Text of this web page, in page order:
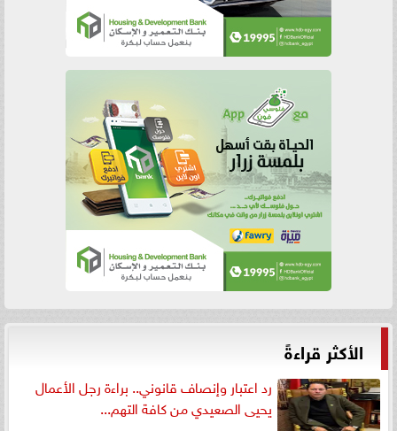
الأكثر قراءةً
رد اعتبار وإنصاف قانوني.. براءة رجل الأعمال
يحيى الصعيدي من كافة التهم...